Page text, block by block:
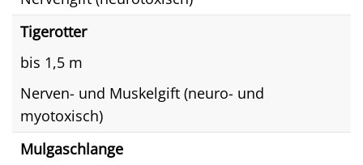
Tigerotter
bis 1,5 m
Nerven- und Muskelgift (neuro- und
myotoxisch)
Mulgaschlange